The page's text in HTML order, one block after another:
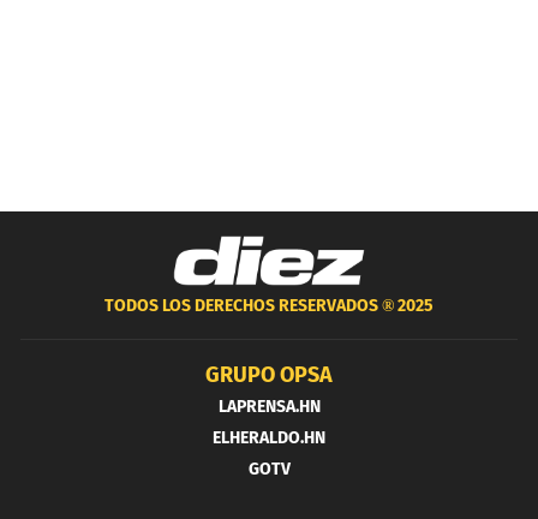
TODOS LOS DERECHOS RESERVADOS ®2025
GRUPO OPSA
LAPRENSA.HN
ELHERALDO.HN
GOTV